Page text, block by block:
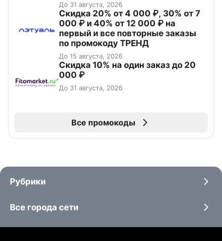
До 31 августа, 2026
Скидка 20% от 4 000 ₽, 30% от 7
000 ₽ и 40% от 12 000 ₽ на
первый и все повторные заказы
по промокоду ТРЕНД
До 15 августа, 2026
Скидка 10% на один заказ до 20
000 ₽
До 31 августа, 2026
Все промокоды
Рубрики
Все города сети